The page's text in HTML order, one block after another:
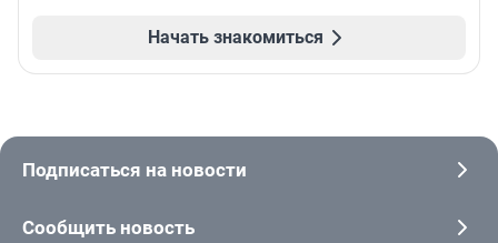
Начать знакомиться
Подписаться на новости
Сообщить новость